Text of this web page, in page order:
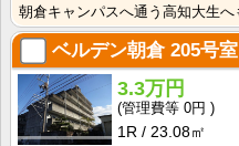
ベルデン朝倉205号室
3.3万円
0円
1R
23.08㎡